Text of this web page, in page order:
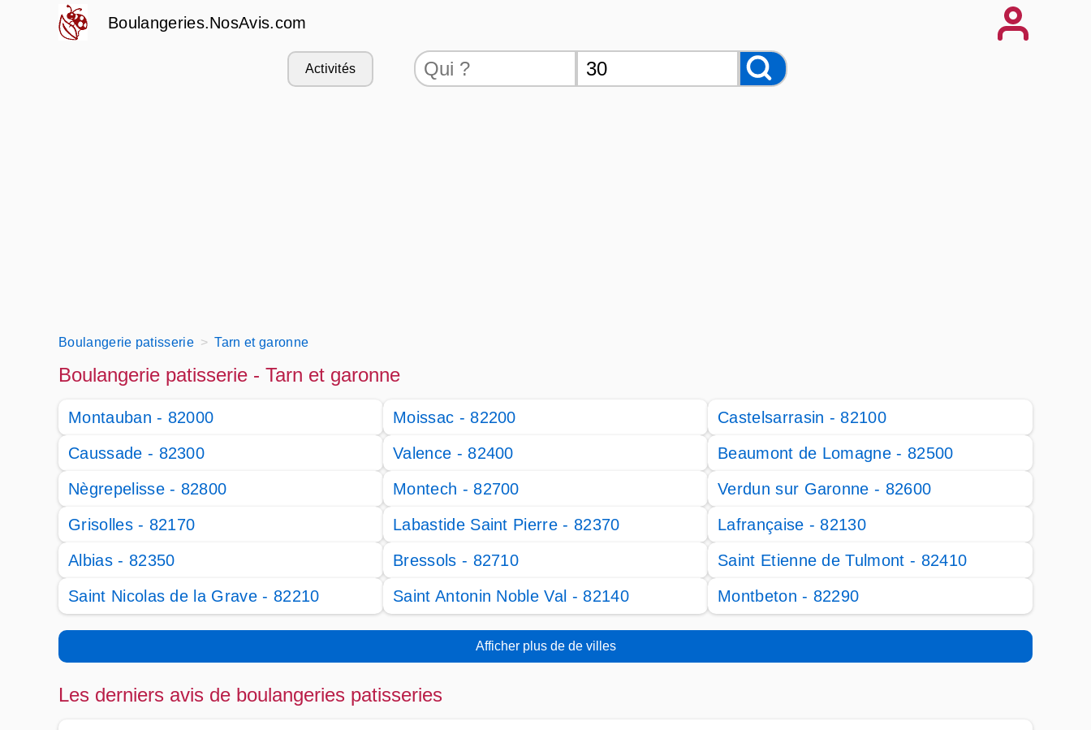
Boulangeries.NosAvis.com
Activités
Boulangerie patisserie Tarn et garonne
Boulangerie patisserie - Tarn et garonne
Montauban - 82000 Moissac - 82200
Castelsarrasin - 82100
Caussade - 82300
Valence - 82400
Beaumont de Lomagne - 82500
Nègrepelisse - 82800
Montech - 82700
Verdun sur Garonne - 82600
Grisolles - 82170
Labastide Saint Pierre - 82370
Lafrançaise - 82130
Albias - 82350
Bressols - 82710
Saint Etienne de Tulmont - 82410
Saint Nicolas de la Grave - 82210
Saint Antonin Noble Val - 82140 Montbeton - 82290
Afficher plus de de villes
Les derniers avis de boulangeries patisseries